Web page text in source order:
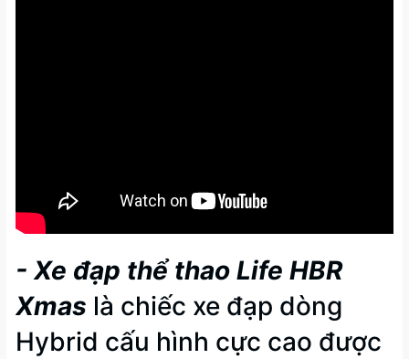
- Xe đạp thể thao Life HBR
Xmas là chiếc xe đạp dòng
Hybrid cấu hình cực cao được